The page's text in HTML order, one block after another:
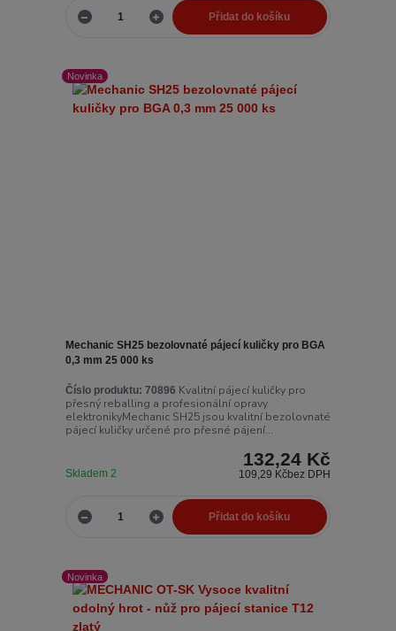
Přidat do košíku
Novinka
Mechanic SH25 bezolovnaté pájecí kuličky pro BGA
0,3 mm 25 000 ks
Číslo produktu: 70896 Kvalitní pájecí kuličky pro
přesný reballing a profesionální opravy
elektronikyMechanic SH25 jsou kvalitní bezolovnaté
pájecí kuličky určené pro přesné pájení...
132,24 Kč
109,29 Kčbez DPH
Skladem 2
Přidat do košíku
Novinka